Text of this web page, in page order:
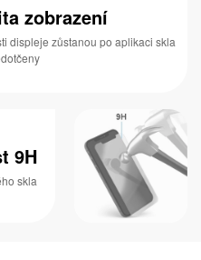
zobrazení
displeje zůstanou po aplikaci skla
9H
skla